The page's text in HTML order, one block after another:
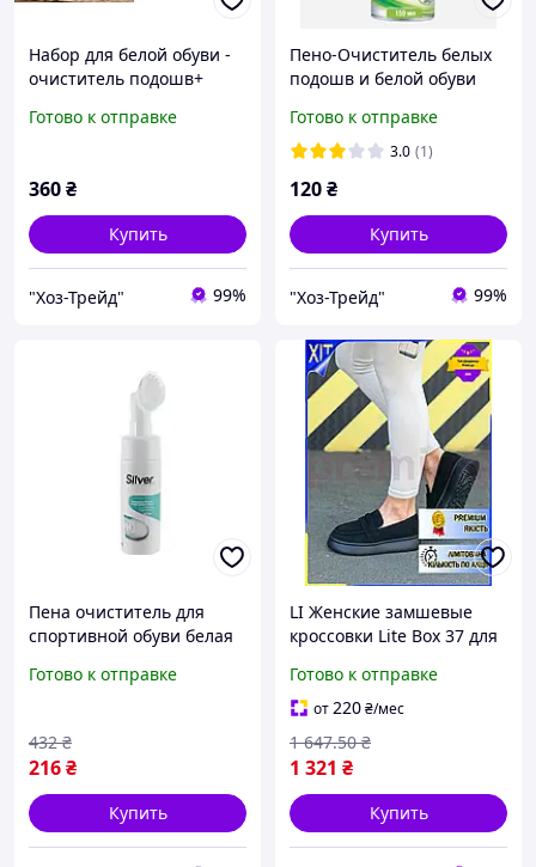
Набор для белой обуви -
очиститель подошв+
подошв Coccine Bianco
Готово к отправке
360₴
Купить
"Хоз-Трейд" 99%
Пено-Очиститель белых
подошв и белой обуви
Готово к отправке
3.0 (1)
120₴
Купить
"Хоз-Трейд" 99%
Пена очиститель для
спортивной обуви белая
текстиль велюр 150 мл
Готово к отправке
216₴
432 ₴
Купить
LI Женские замшевые
кроссовки Lite Box 37 для
пенной подошвой
спортивная обувь для
LIP77/R
Готово к отправке
от220₴/мес
1 321 ₴
1 647.50 ₴
Купить